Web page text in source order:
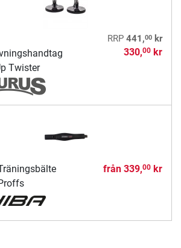
Twister
RRP 441,00kr
330,00kr
från 339,00kr